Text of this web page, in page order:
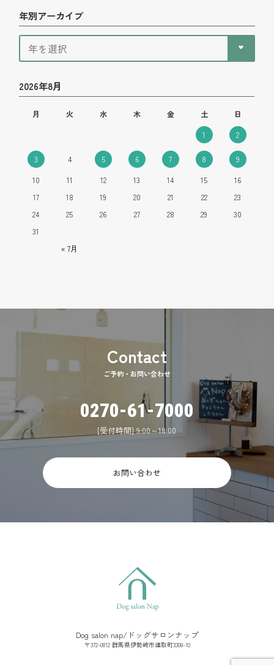
年別アーカイブ
2026年8月
月 火 水 木 金 土 日
« 7月
1 2
3 4 5 6 7 8
9
10
11 12 13 14 15
16
17
18 19 20 21 22
23
24
25 26 27 28 29
30
31
ご予約・お問い合わせ
0270-61-7000
[受付時間] 9:00～18:00
お問い合わせ
Dog salon nap/ドッグサロンナップ
〒372-0812 群馬県伊勢崎市連取町3308-10